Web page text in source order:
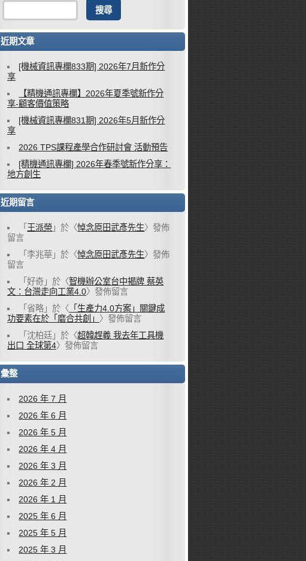
近期文章
[機械資訊專欄833期] 2026年7月新作分
享
【精機通訊專欄】2026年夏季號新作分
享-顧客價值策略
[機械資訊專欄831期] 2026年5月新作分
享
2026 TPS課程產學合作研討會 活動預告
[精機通訊專欄] 2026年春季號新作分享：
地方創生
近期留言
「 王派榮 」於〈悼念原田武彥先生〉發佈
留言
「李兆華 」於〈悼念原田武彥先生〉發佈
留言
「好奇 」於〈智機辦公室台中揭牌 蔡英
文：台灣走向工業4.0〉發佈留言
「 省略 」於〈 「生產力4.0方案」關鍵成
功要素在於「磨合共創」 〉發佈留言
「 沈柏廷 」於〈超韓趕義 我去年工具機
出口 全球第4〉發佈留言
彙整
2026 年 7 月
2026 年 6 月
2026 年 5 月
2026 年 4 月
2026 年 3 月
2026 年 2 月
2026 年 1 月
2025 年 6 月
2025 年 5 月
2025 年 3 月